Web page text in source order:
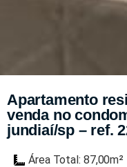
Apartamento
venda no
jundiaí/sp – ref.
Área Total: 87,00m²